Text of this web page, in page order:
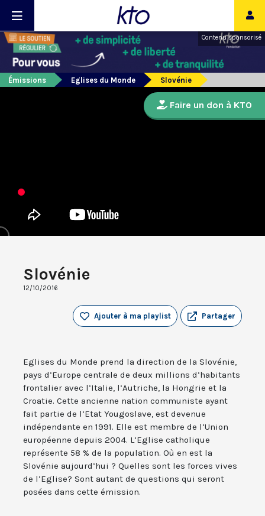
Contenu sponsorisé
Émissions Eglises du Monde Slovénie
Slovénie
12/10/2016
Partager
Ajouter à ma playlist
Eglises du Monde prend la direction de la Slovénie,
pays d’Europe centrale de deux millions d’habitants
frontalier avec l’Italie, l’Autriche, la Hongrie et la
Croatie. Cette ancienne nation communiste ayant
fait partie de l’Etat Yougoslave, est devenue
indépendante en 1991. Elle est membre de l’Union
européenne depuis 2004. L’Eglise catholique
représente 58 % de la population. Où en est la
Slovénie aujourd’hui ? Quelles sont les forces vives
de l’Eglise? Sont autant de questions qui seront
posées dans cette émission.
Faire un don à KTO